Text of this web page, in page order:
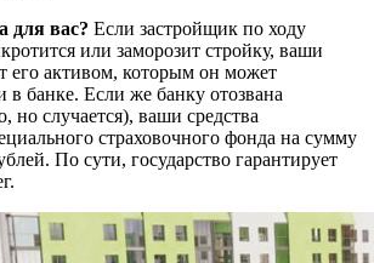
для вас? Если застройщик по ходу
или заморозит стройку, ваши
его активом, которым он может
в банке. Если же банку отозвана
но случается), ваши средства
страховочного фонда на сумму
По сути, государство гарантирует